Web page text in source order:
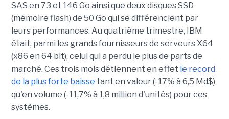
SAS en 73 et 146 Go ainsi que deux disques SSD
(mémoire flash) de 50 Go qui se différencient par
leurs performances. Au quatrième trimestre, IBM
était, parmi les grands fournisseurs de serveurs X64
(x86 en 64 bit), celui qui a perdu le plus de parts de
marché. Ces trois mois détiennent en effet le record
de la plus forte baisse tant en valeur (-17% à 6,5 Md$)
qu'en volume (-11,7% à 1,8 million d'unités) pour ces
systèmes.